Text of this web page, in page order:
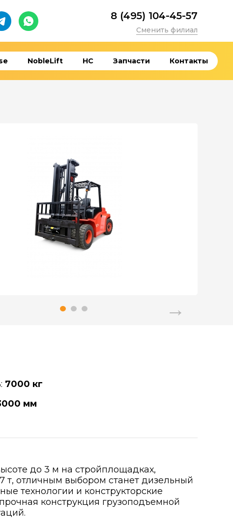
8 (495) 104-45-57
Сменить филиал
NobleLift HC Запчасти Контакты
7000 кг
мм
до 3 м на стройплощадках,
т, отличным выбором станет дизельный
технологии и конструкторские
конструкция грузоподъемной